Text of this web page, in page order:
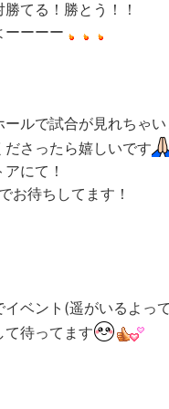
てる！勝とう！！
ーーーー
ルで試合が見れちゃ
さったら嬉しいです
にて！
お待ちしてます！
ベント(遥がいるよっ
待ってます